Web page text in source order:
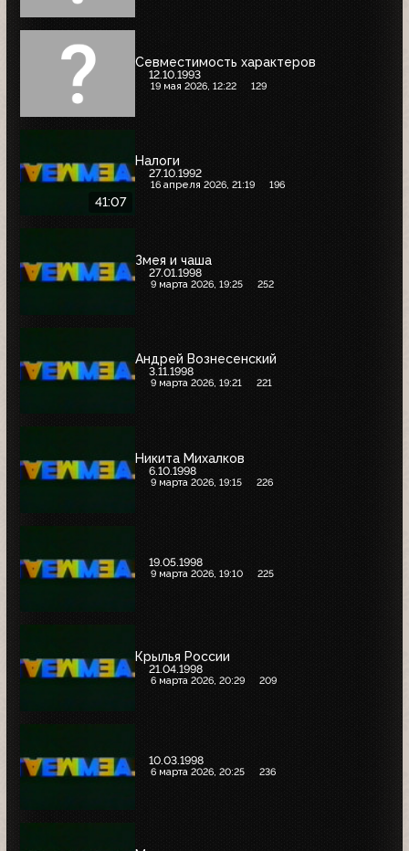
Севместимость характеров
12.10.1993
19 мая 2026, 12:22 129
41:07
Налоги
27.10.1992
16 апреля 2026, 21:19 196
Змея и чаша
27.01.1998
9 марта 2026, 19:25 252
Андрей Вознесенский
3.11.1998
9 марта 2026, 19:21 221
Никита Михалков
6.10.1998
9 марта 2026, 19:15 226
19.05.1998
9 марта 2026, 19:10 225
Крылья России
21.04.1998
6 марта 2026, 20:29 209
10.03.1998
6 марта 2026, 20:25 236